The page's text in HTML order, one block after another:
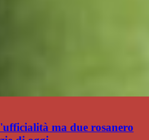
ma due rosanero